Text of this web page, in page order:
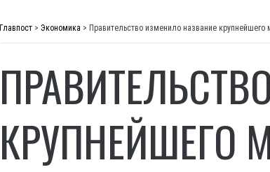
Главпост > Экономика > Правительство изменило название крупнейшего
КРУПНЕЙШЕГО